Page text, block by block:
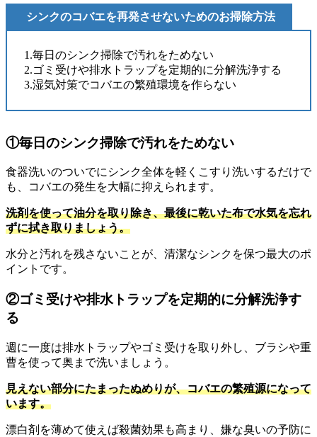
シンクのコバエを再発させないためのお掃除方法
1.毎日のシンク掃除で汚れをためない
2.ゴミ受けや排水トラップを定期的に分解洗浄する
3.湿気対策でコバエの繁殖環境を作らない
①毎日のシンク掃除で汚れをためない
食器洗いのついでにシンク全体を軽くこすり洗いするだけで
も、コバエの発生を大幅に抑えられます。
洗剤を使って油分を取り除き、最後に乾いた布で水気を忘れ
ずに拭き取りましょう。
水分と汚れを残さないことが、清潔なシンクを保つ最大のポ
イントです。
②ゴミ受けや排水トラップを定期的に分解洗浄す
る
週に一度は排水トラップやゴミ受けを取り外し、ブラシや重
曹を使って奥まで洗いましょう。
見えない部分にたまったぬめりが、コバエの繁殖源になって
います。
漂白剤を薄めて使えば殺菌効果も高まり、嫌な臭いの予防に